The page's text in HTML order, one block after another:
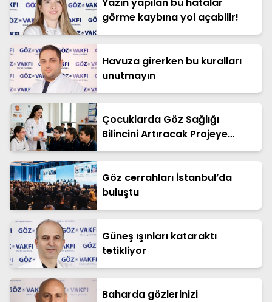
görme kaybına yol açabilir!
Havuza girerken bu kuralları
unutmayın
Çocuklarda Göz Sağlığı
Bilincini Artıracak Projeye
TÜBİTAK Desteği
Göz cerrahları İstanbul’da
buluştu
Güneş ışınları kataraktı
tetikliyor
Baharda gözlerinizi